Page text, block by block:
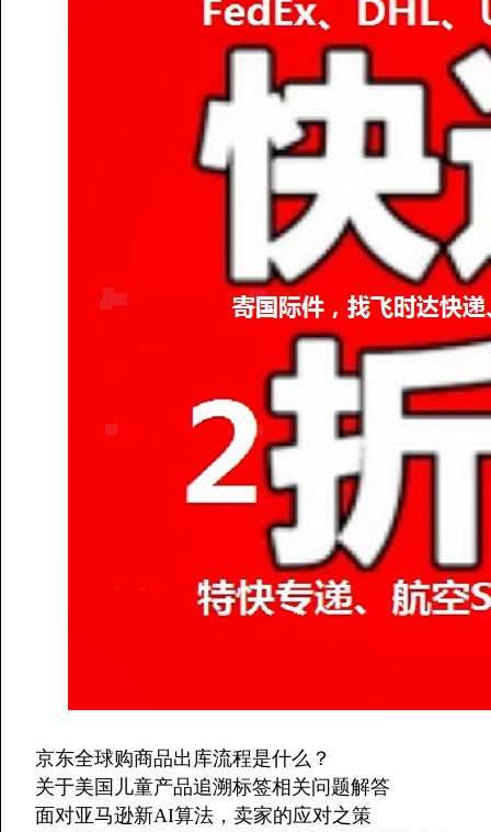
京东全球购商品出库流程是什么？
关于美国儿童产品追溯标签相关问题解答
面对亚马逊新AI算法，卖家的应对之策